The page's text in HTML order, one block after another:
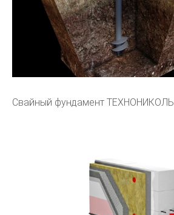
Свайный фундамент ТЕХНОНИКОЛЬ